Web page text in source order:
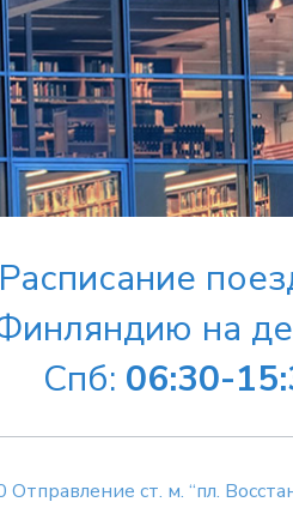
Расписание
на
Спб: 06:30-
Отправление ст. м. “пл.